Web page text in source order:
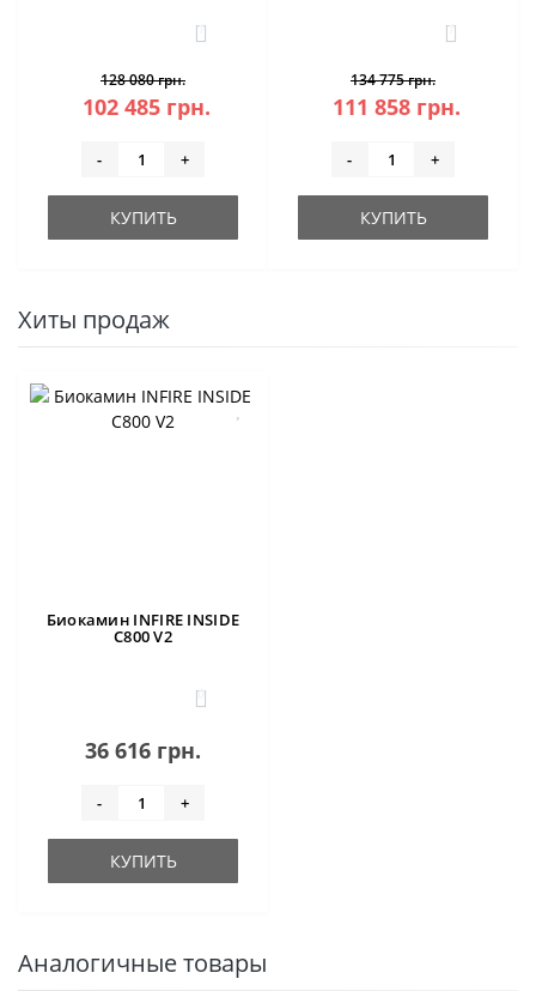
1
128 080 грн.
102 485 грн.
- +
КУПИТЬ
1
134 775 грн.
111 858 грн.
- +
КУПИТЬ
Хиты продаж
Биокамин INFIRE INSIDE
C800 V2
0
36 616 грн.
- +
КУПИТЬ
Аналогичные товары